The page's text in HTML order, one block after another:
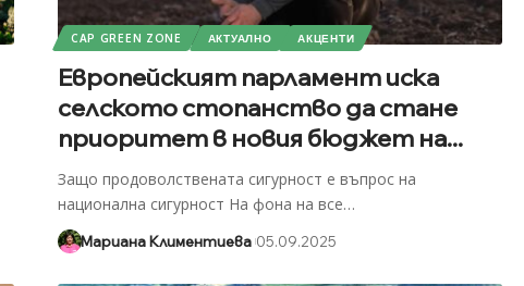
CAP GREEN ZONE АКТУАЛНО АКЦЕНТИ
Европейският парламент иска
селското стопанство да стане
приоритет в новия бюджет на...
Защо продоволствената сигурност е въпрос на
национална сигурност На фона на все…
Мариана Климентиева 05.09.2025